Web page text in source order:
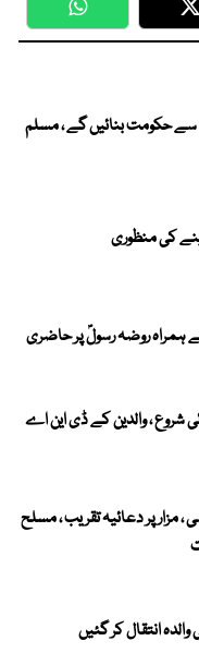
WhatsApp
سے حکومت بنائیں گے ، مسلم
کی منظوری
ہمراہ روضہ رسولؐ پر حاضری
شروع ، والدین کے ڈی این اے
کی 68 ویں برسی ، مزار پر دعائیہ تقریب ، مسلح
انتقال کر گئیں